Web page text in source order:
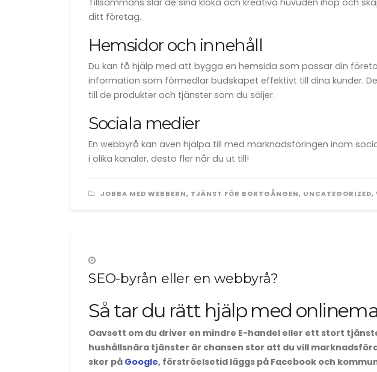
Tillsammans slår de sina kloka och kreativa huvuden ihop och
ditt företag.
Hemsidor och innehåll
Du kan få hjälp med att bygga en hemsida som passar din
information som förmedlar budskapet effektivt till dina kunder.
till de produkter och tjänster som du säljer.
Sociala medier
En webbyrå kan även hjälpa till med marknadsföringen inom
i olika kanaler, desto fler når du ut till!
JOBBA MED WEBBERN, TJÄNST FÖR BORTGÅNGEN, UNCATEGORIZED,
SEO-byrån eller en webbyrå?
Så tar du rätt hjälp med
Oavsett om du driver en mindre E-handel eller ett stort
hushållsnära tjänster är chansen stor att du vill
sker på Google, förströelsetid läggs på Facebook och